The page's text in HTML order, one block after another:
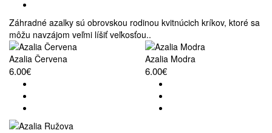
Záhradné azalky sú obrovskou rodinou kvitnúcich kríkov, ktoré sa
môžu navzájom veľmi líšiť veľkosťou..
Azalia Červena
6.00€
Azalia Modra
6.00€